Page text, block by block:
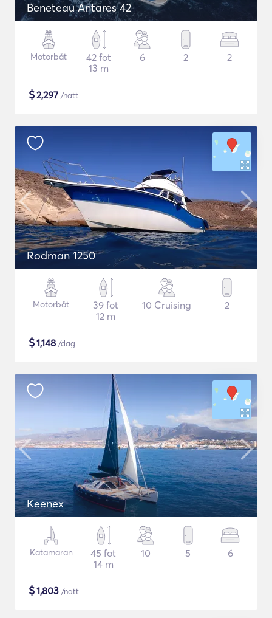
Beneteau Antares 42
Motorbåt
42 fot
13 m
6 2 2
$2,297 /natt
Rodman 1250
Motorbåt
39 fot
12 m
10 Cruising 2
$1,148 /dag
Keenex
Katamaran
45 fot
14 m
10 5 6
$1,803 /natt